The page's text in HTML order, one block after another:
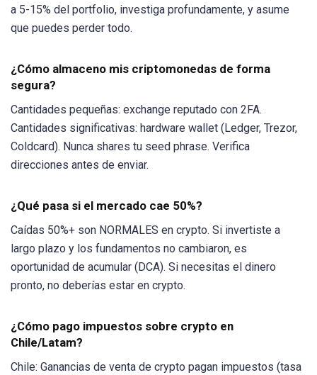
a 5-15% del portfolio, investiga profundamente, y asume
que puedes perder todo.
¿Cómo almaceno mis criptomonedas de forma
segura?
Cantidades pequeñas: exchange reputado con 2FA.
Cantidades significativas: hardware wallet (Ledger, Trezor,
Coldcard). Nunca shares tu seed phrase. Verifica
direcciones antes de enviar.
¿Qué pasa si el mercado cae 50%?
Caídas 50%+ son NORMALES en crypto. Si invertiste a
largo plazo y los fundamentos no cambiaron, es
oportunidad de acumular (DCA). Si necesitas el dinero
pronto, no deberías estar en crypto.
¿Cómo pago impuestos sobre crypto en
Chile/Latam?
Chile: Ganancias de venta de crypto pagan impuestos (tasa